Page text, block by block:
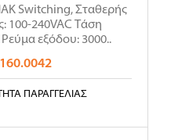
Switching, Σταθερής
100-240VAC Τάση
εξόδου: 3000..
ΠΑΡΑΓΓΕΛΊΑΣ